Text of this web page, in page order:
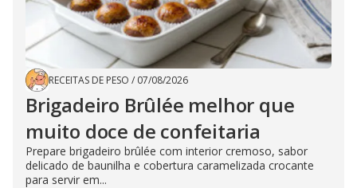
RECEITAS DE PESO / 07/08/2026
Brigadeiro Brûlée melhor que
muito doce de confeitaria
Prepare brigadeiro brûlée com interior cremoso, sabor
delicado de baunilha e cobertura caramelizada crocante
para servir em...